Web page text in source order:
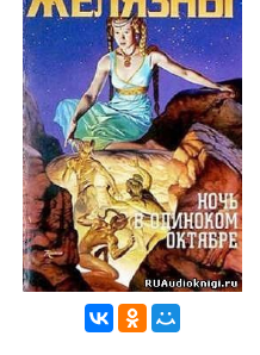
12:22
10:27
09:33
09:30
02:19
01:44